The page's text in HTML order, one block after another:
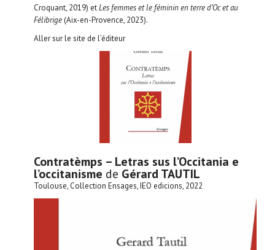
Croquant, 2019) etLes femmes et le féminin en terre d’Oc et au
Félibrige (Aix-en-Provence, 2023).
Aller sur le site de l’éditeur
Contratèmps – Letras sus l’Occitania e
l’occitanisme de Gérard TAUTIL
Toulouse, Collection Ensages, IEO edicions, 2022